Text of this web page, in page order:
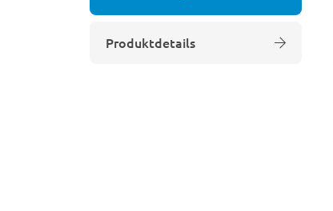
Produktdetails